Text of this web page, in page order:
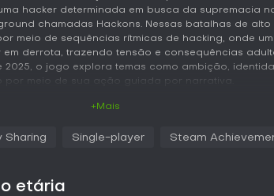
hacker determinada em busca da supremacia
chamadas Hackons. Nessas batalhas de alto
meio de sequências rítmicas de hacking, onde
em derrota, trazendo tensão e consequências
2025, o jogo explora temas como ambição,
por meio de sua ação guiada por narrativa.
inputs no ritmo de batidas pulsantes. Cada fase
as defesas do oponente, levando a duelos
+Mais
Sharing Single-player Steam
etária